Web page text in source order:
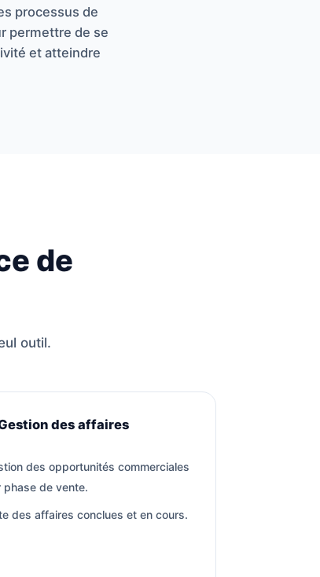
processus de
permettre de se
et atteindre
de
outil.
des affaires
des opportunités commerciales
phase de vente.
des affaires conclues et en cours.